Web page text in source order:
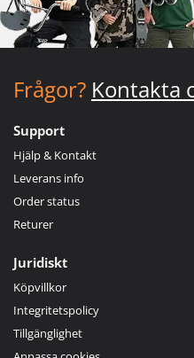
Frågor? Kontakta
Support
Hjälp & Kontakt
Leverans info
Order status
Returer
Juridiskt
Köpvillkor
Integritetspolicy
Tillgänglighet